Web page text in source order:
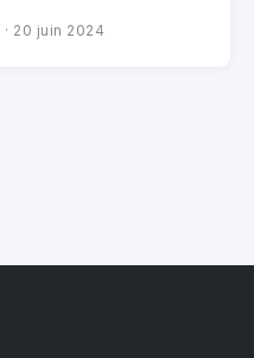
· 20 juin 2024